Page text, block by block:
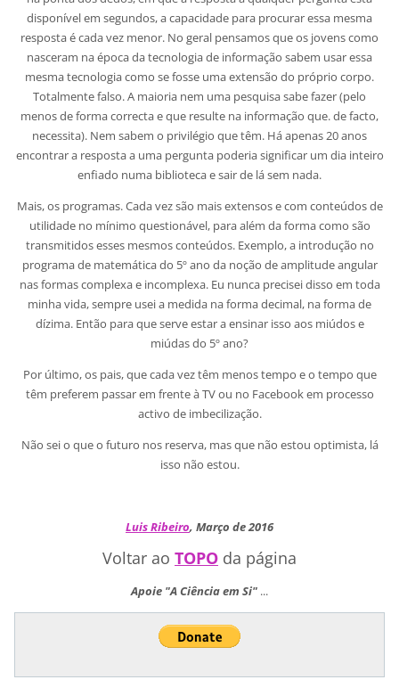
disponível em segundos, a capacidade para procurar essa mesma
resposta é cada vez menor. No geral pensamos que os jovens como
nasceram na época da tecnologia de informação sabem usar essa
mesma tecnologia como se fosse uma extensão do próprio corpo.
Totalmente falso. A maioria nem uma pesquisa sabe fazer (pelo
menos de forma correcta e que resulte na informação que. de facto,
necessita). Nem sabem o privilégio que têm. Há apenas 20 anos
encontrar a resposta a uma pergunta poderia significar um dia inteiro
enfiado numa biblioteca e sair de lá sem nada.
Mais, os programas. Cada vez são mais extensos e com conteúdos de
utilidade no mínimo questionável, para além da forma como são
transmitidos esses mesmos conteúdos. Exemplo, a introdução no
programa de matemática do 5º ano da noção de amplitude angular
nas formas complexa e incomplexa. Eu nunca precisei disso em toda
minha vida, sempre usei a medida na forma decimal, na forma de
dízima. Então para que serve estar a ensinar isso aos miúdos e
miúdas do 5º ano?
Por último, os pais, que cada vez têm menos tempo e o tempo que
têm preferem passar em frente à TV ou no Facebook em processo
activo de imbecilização.
Não sei o que o futuro nos reserva, mas que não estou optimista, lá
isso não estou.
Luis Ribeiro, Março de 2016
Voltar ao TOPO da página
Apoie "A Ciência em Si" ...